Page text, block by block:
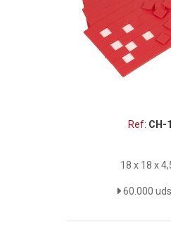
Ref: CH-
18 x 18 x
60.000